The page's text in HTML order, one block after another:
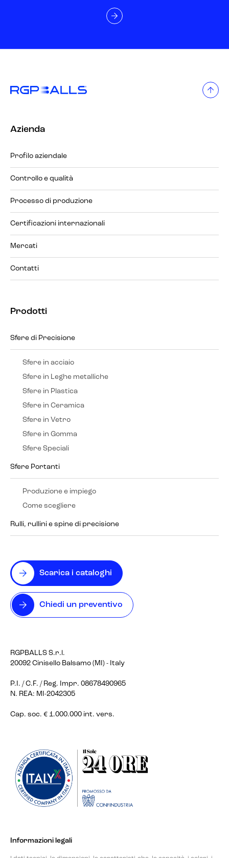
Scarica i cataloghi
Chiedi un preventivo
RGPBALLS S.r.l.
20092 Cinisello Balsamo (MI) - Italy
P.I. / C.F. / Reg. Impr. 08678490965
N. REA: MI-2042305
Cap. soc. € 1.000.000 int. vers.
Azienda
Profilo aziendale
Controllo e qualità
Processo di produzione
Certificazioni internazionali
Mercati
Contatti
Prodotti
Sfere di Precisione
Sfere in acciaio
Sfere in Leghe metalliche
Sfere in Plastica
Sfere in Ceramica
Sfere in Vetro
Sfere in Gomma
Sfere Speciali
Sfere Portanti
Produzione e impiego
Come scegliere
Rulli, rullini e spine di precisione
Informazioni legali